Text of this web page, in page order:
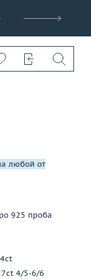
любой от
925 проба
4/5-6/6